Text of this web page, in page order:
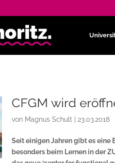
CFGM wird
von Magnus Schult 23.03.2018
Seit einigen Jahren gibt es
besonders beim Lernen in der